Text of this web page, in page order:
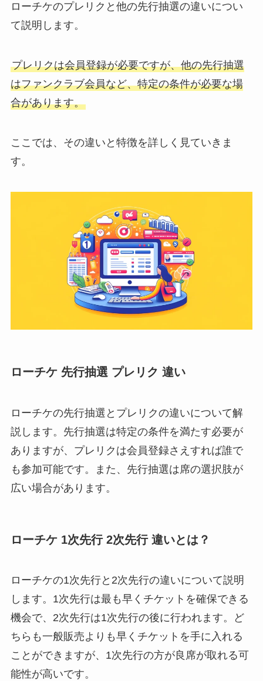
ローチケのプレリクと他の先行抽選の違いについ
て説明します。
プレリクは会員登録が必要ですが、他の先行抽選
はファンクラブ会員など、特定の条件が必要な場
合があります。
ここでは、その違いと特徴を詳しく見ていきま
す。
ローチケ 先行抽選 プレリク 違い
ローチケの先行抽選とプレリクの違いについて解
説します。先行抽選は特定の条件を満たす必要が
ありますが、プレリクは会員登録さえすれば誰で
も参加可能です。また、先行抽選は席の選択肢が
広い場合があります。
ローチケ 1次先行 2次先行 違いとは？
ローチケの1次先行と2次先行の違いについて説明
します。1次先行は最も早くチケットを確保できる
機会で、2次先行は1次先行の後に行われます。ど
ちらも一般販売よりも早くチケットを手に入れる
ことができますが、1次先行の方が良席が取れる可
能性が高いです。